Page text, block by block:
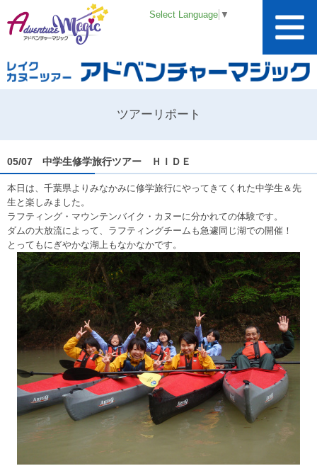
Select Language ▼
ツアーリポート
05/07 中学生修学旅行ツアー ＨＩＤＥ
本日は、千葉県よりみなかみに修学旅行にやってきてくれた中学生＆先
生と楽しみました。
ラフティング・マウンテンバイク・カヌーに分かれての体験です。
ダムの大放流によって、ラフティングチームも急遽同じ湖での開催！
とってもにぎやかな湖上もなかなかです。